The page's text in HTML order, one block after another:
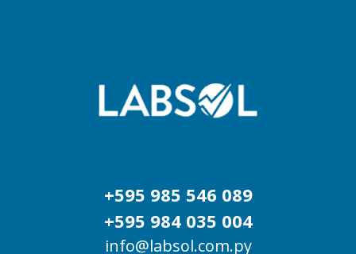
+595 985 546 089
+595 984 035 004
info@labsol.com.py